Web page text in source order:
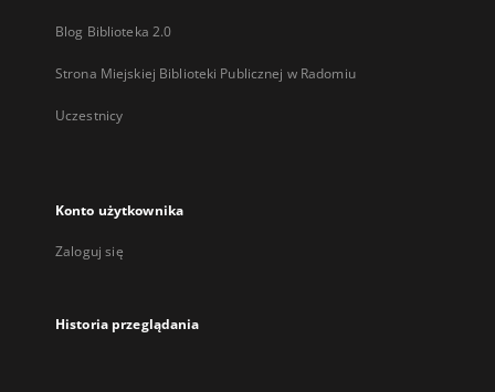
Blog Biblioteka 2.0
Strona Miejskiej Biblioteki Publicznej w Radomiu
Uczestnicy
Konto użytkownika
Zaloguj się
Historia przeglądania